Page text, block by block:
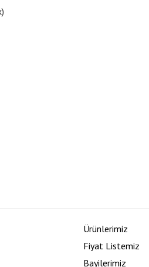
Ürünlerimiz
Fiyat Listemiz
Bayilerimiz